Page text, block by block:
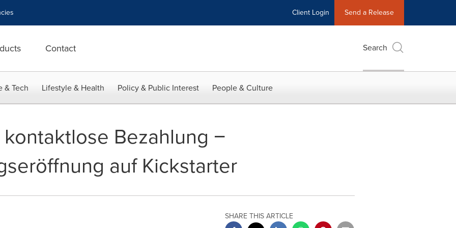
Client Login Send a Release
Contact Search
& Tech Lifestyle & Health Policy & Public Interest People & Culture
Bezahlung −
auf Kickstarter
SHARE THIS ARTICLE